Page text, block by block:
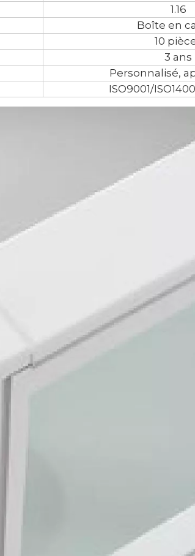
1.16
Boîte en
10
3 ans
Personnalisé,
ISO9001/